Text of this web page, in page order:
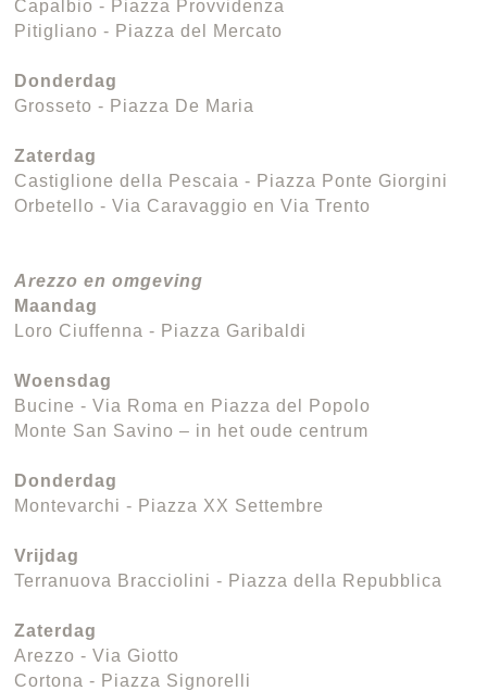
Capalbio - Piazza Provvidenza
Pitigliano - Piazza del Mercato
Donderdag
Grosseto - Piazza De Maria
Zaterdag
Castiglione della Pescaia - Piazza Ponte Giorgini
Orbetello - Via Caravaggio en Via Trento
Arezzo en omgeving
Maandag
Loro Ciuffenna - Piazza Garibaldi
Woensdag
Bucine - Via Roma en Piazza del Popolo
Monte San Savino – in het oude centrum
Donderdag
Montevarchi - Piazza XX Settembre
Vrijdag
Terranuova Bracciolini - Piazza della Repubblica
Zaterdag
Arezzo - Via Giotto
Cortona - Piazza Signorelli